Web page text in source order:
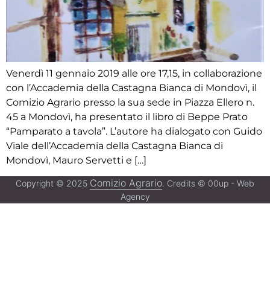
Venerdì 11 gennaio 2019 alle ore 17,15, in collaborazione
con l’Accademia della Castagna Bianca di Mondovì, il
Comizio Agrario presso la sua sede in Piazza Ellero n.
45 a Mondovì, ha presentato il libro di Beppe Prato
“Pamparato a tavola”. L’autore ha dialogato con Guido
Viale dell’Accademia della Castagna Bianca di
Mondovì, Mauro Servetti e […]
Copyright © 2025 Comizio Agrario. Credits © 00up - Web
Agency